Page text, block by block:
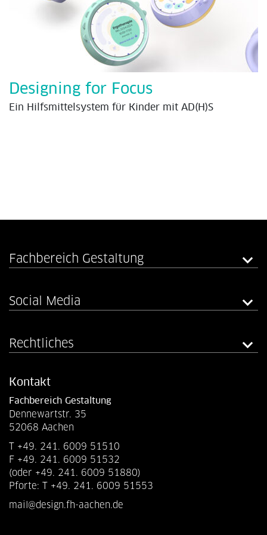
Designing for Focus
Ein Hilfsmittelsystem für Kinder mit AD(H)S
Fachbereich Gestaltung
Social Media
Rechtliches
Kontakt
Fachbereich Gestaltung
Dennewartstr. 35
52068 Aachen
T +49. 241. 6009 51510
F +49. 241. 6009 51532
(oder +49. 241. 6009 51880)
Pforte: T +49. 241. 6009 51553
mail@design.fh-aachen.de